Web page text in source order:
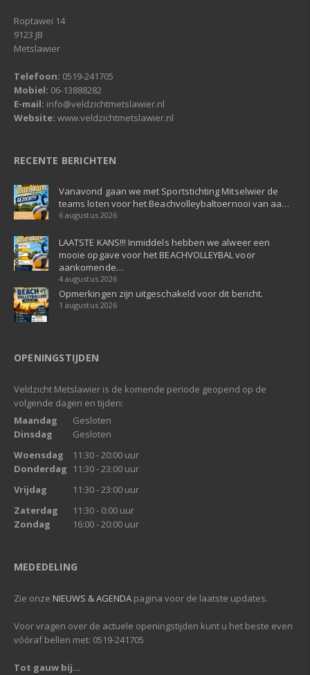
Roptawei 14
9123 JB
Metslawier
Telefoon: 0519-241705
Mobiel: 06-13888282
E-mail: info@veldzichtmetslawier.nl
Website: www.veldzichtmetslawier.nl
RECENTE BERICHTEN
Vanavond gaan we met Sportstichting Mitselwier de
teams loten voor het Beachvolleybaltoernooi van aa…
6 augustus 2026
LAATSTE KANS!!! Inmiddels hebben we alweer een
mooie opgave voor het BEACHVOLLEYBAL voor
aankomende…
4 augustus 2026
Opmerkingen zijn uitgeschakeld voor dit bericht.
1 augustus 2026
OPENINGSTIJDEN
Veldzicht Metslawier is de komende periode geopend op de
volgende dagen en tijden:
Maandag
Gesloten
Dinsdag
Gesloten
Woensdag
11:30 - 20:00 uur
Donderdag
11:30 - 23:00 uur
Vrijdag
11:30 - 23:00 uur
Zaterdag
11:30 - 0:00 uur
Zondag
16:00 - 20:00 uur
MEDEDELING
Zie onze NIEUWS & AGENDA pagina voor de laatste updates.
Voor vragen over de actuele openingstijden kunt u het beste even
vóóraf bellen met: 0519-241705
Tot gauw bij...